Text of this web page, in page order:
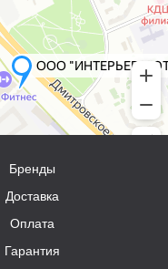
Бренды
Доставка
Оплата
Гарантия